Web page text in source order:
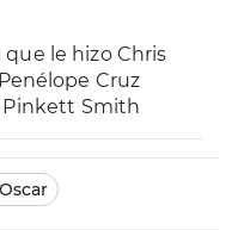
le hizo Chris
Cruz
Pinkett Smith